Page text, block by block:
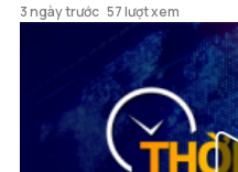
3 ngày trước 57 lượt xem